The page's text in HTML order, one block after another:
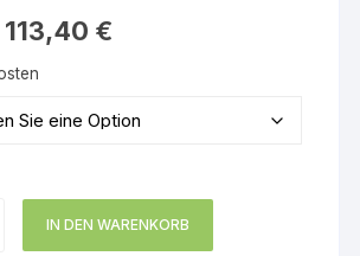
113,40 €
IN DEN WARENKORB